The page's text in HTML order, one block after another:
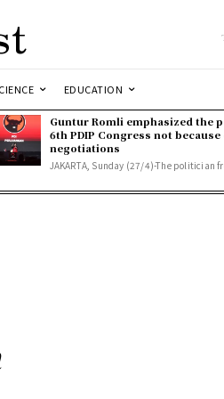
EDUCATION
Guntur Romli emphasized the
6th PDIP Congress not
negotiations
JAKARTA, Sunday (27/4)-The politician